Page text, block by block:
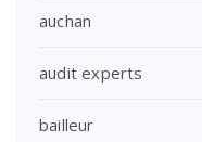
auchan
audit experts
bailleur